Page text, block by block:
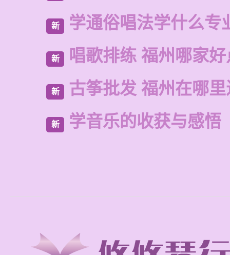
新 学通俗唱法学什么专
新 唱歌排练 福州哪家好
新 古筝批发 福州在哪
新 学音乐的收获与感悟